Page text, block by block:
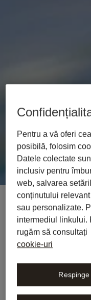
undes
munca
Transformați
juridic inteligent.
direct acolo unde
Testează gratuit
Integrați
Pentru a vă oferi
posibilă, folosim
Datele colectate
inclusiv pentru
web, salvarea
conținutului
sau personalizate.
intermediul linkului.
rugăm să consultați
cookie-uri